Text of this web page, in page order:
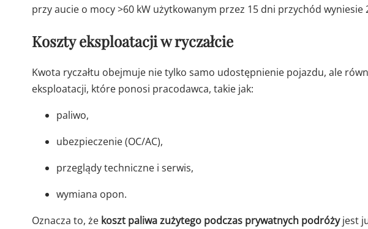
przy aucie o mocy >60 kW użytkowanym przez 15 dni przychód wyniesie
Koszty eksploatacji w ryczałcie
Kwota ryczałtu obejmuje nie tylko samo udostępnienie pojazdu, ale
eksploatacji, które ponosi pracodawca, takie jak:
paliwo,
ubezpieczenie (OC/AC),
przeglądy techniczne i serwis,
wymiana opon.
Oznacza to, że koszt paliwa zużytego podczas prywatnych podróżyjest